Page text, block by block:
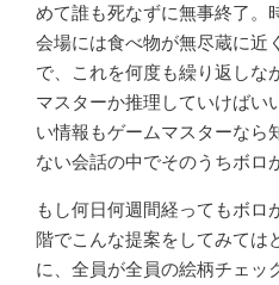
めて誰も死なずに無事終了。
会場には食べ物が無尽蔵に近
で、これを何度も繰り返しな
マスターか推理していけばい
い情報もゲームマスターなら
ない会話の中でそのうちボロ
もし何日何週間経ってもボロ
階でこんな提案をしてみては
に、全員が全員の絵柄チェッ